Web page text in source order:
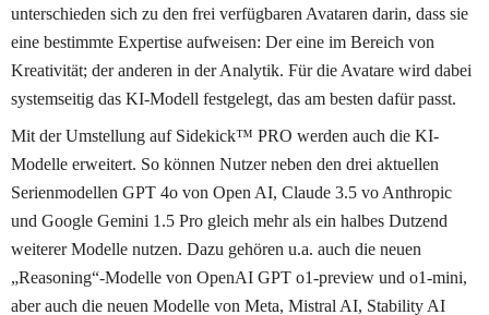
unterschieden sich zu den frei verfügbaren Avataren darin, dass sie
eine bestimmte Expertise aufweisen: Der eine im Bereich von
Kreativität; der anderen in der Analytik. Für die Avatare wird dabei
systemseitig das KI-Modell festgelegt, das am besten dafür passt.
Mit der Umstellung auf Sidekick™ PRO werden auch die KI-
Modelle erweitert. So können Nutzer neben den drei aktuellen
Serienmodellen GPT 4o von Open AI, Claude 3.5 vo Anthropic
und Google Gemini 1.5 Pro gleich mehr als ein halbes Dutzend
weiterer Modelle nutzen. Dazu gehören u.a. auch die neuen
„Reasoning“-Modelle von OpenAI GPT o1-preview und o1-mini,
aber auch die neuen Modelle von Meta, Mistral AI, Stability AI